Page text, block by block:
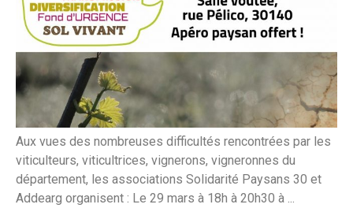
Aux vues des nombreuses difficultés rencontrées par les
viticulteurs, viticultrices, vignerons, vigneronnes du
département, les associations Solidarité Paysans 30 et
Addearg organisent : Le 29 mars à 18h à 20h30 à ...